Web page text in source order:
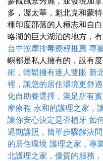
多，渥太華，魁北克和蒙
種印度部落的人種志和自
略湖的巨大湖泊的地方，
台中按摩排毒療程推薦 專
嶼都是私人擁有的，設有
術，輕鬆擁有迷人雙眼 新
裡，讓您的居住環境更舒適
化自助餐選擇，滿足所有
摩療程 永和的護理之家，
讓你安心決定是否植牙 如
過期護照，簡單步驟解決
的居住環境 護理之家，專
北護理之家，優質的服務